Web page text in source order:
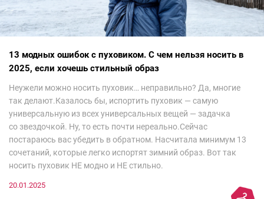
13 модных ошибок с пуховиком. С чем нельзя носить в
2025, если хочешь стильный образ
Неужели можно носить пуховик… неправильно? Да, многие
так делают.Казалось бы, испортить пуховик — самую
универсальную из всех универсальных вещей — задачка
со звездочкой. Ну, то есть почти нереально.Сейчас
постараюсь вас убедить в обратном. Насчитала минимум 13
сочетаний, которые легко испортят зимний образ. Вот так
носить пуховик НЕ модно и НЕ стильно.
20.01.2025